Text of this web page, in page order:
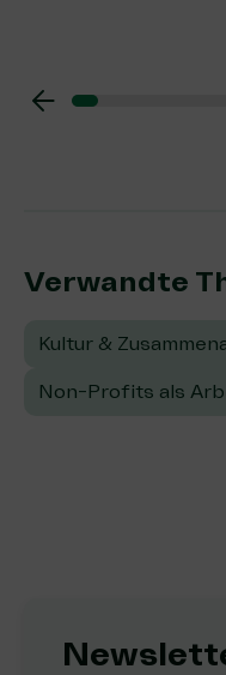
Verwandte
Kultur &
Non-Profits als